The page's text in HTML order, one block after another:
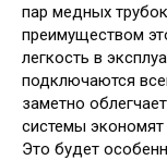
пар медных
преимуществом
легкость в
подключаются
заметно
системы экономят
Это будет